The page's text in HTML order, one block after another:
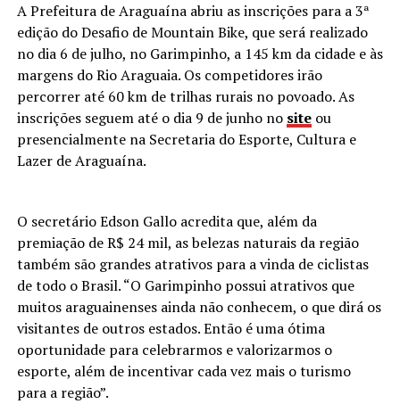
A Prefeitura de Araguaína abriu as inscrições para a 3ª
edição do Desafio de Mountain Bike, que será realizado
no dia 6 de julho, no Garimpinho, a 145 km da cidade e às
margens do Rio Araguaia. Os competidores irão
percorrer até 60 km de trilhas rurais no povoado. As
inscrições seguem até o dia 9 de junho no site ou
presencialmente na Secretaria do Esporte, Cultura e
Lazer de Araguaína.
O secretário Edson Gallo acredita que, além da
premiação de R$ 24 mil, as belezas naturais da região
também são grandes atrativos para a vinda de ciclistas
de todo o Brasil. “O Garimpinho possui atrativos que
muitos araguainenses ainda não conhecem, o que dirá os
visitantes de outros estados. Então é uma ótima
oportunidade para celebrarmos e valorizarmos o
esporte, além de incentivar cada vez mais o turismo
para a região”.